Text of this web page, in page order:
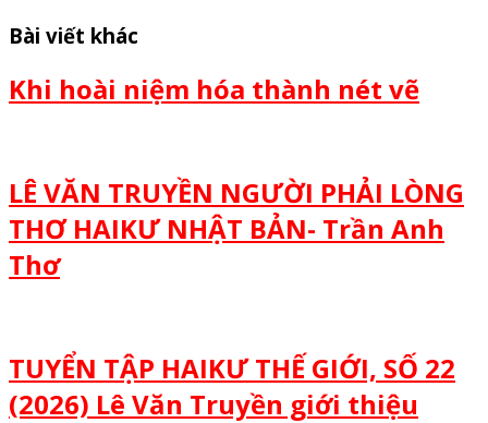
Bài viết khác
Khi hoài niệm hóa thành nét vẽ
LÊ VĂN TRUYỀN NGƯỜI PHẢI LÒNG
THƠ HAIKƯ NHẬT BẢN- Trần Anh
Thơ
TUYỂN TẬP HAIKƯ THẾ GIỚI, SỐ 22
(2026) Lê Văn Truyền giới thiệu